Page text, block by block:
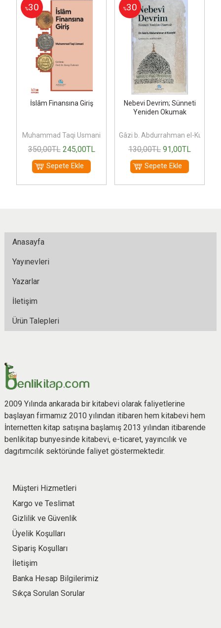
%30
İslâm Finansına Giriş
Muhammad Taqi Usmani
350,00TL 245,00TL
Sepete Ekle
%30
Nebevi Devrim; Sünneti
Yeniden Okumak
Gâzi b. Abdurrahman el-Kusaybi
130,00TL 91,00TL
Sepete Ekle
Anasayfa
Yayınevleri
Yazarlar
İletişim
Ürün Talepleri
2009 Yılında ankarada bir kitabevi olarak faliyetlerine
başlayan firmamız 2010 yılından itibaren hem kitabevi hem
İnternetten kitap satışına başlamış 2013 yılından itibarende
benlikitap bunyesinde kitabevi, e-ticaret, yayıncılık ve
dagıtımcılık sektöründe faliyet göstermektedir.
Müşteri Hizmetleri
Kargo ve Teslimat
Gizlilik ve Güvenlik
Üyelik Koşulları
Sipariş Koşulları
İletişim
Banka Hesap Bilgilerimiz
Sıkça Sorulan Sorular